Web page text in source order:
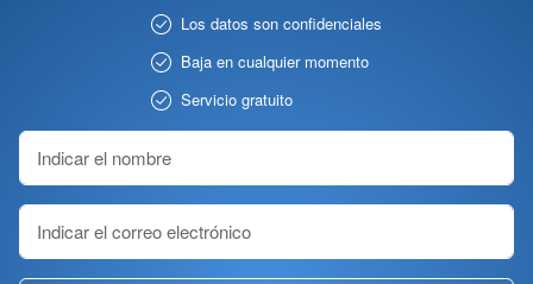
Los datos son confidenciales
Baja en cualquier momento
Servicio gratuito